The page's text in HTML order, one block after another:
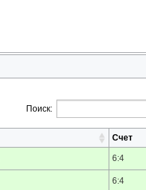
Поиск:
Счет
6:4
6:4